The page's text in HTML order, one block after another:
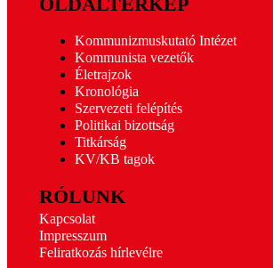
Kommunizmuskutató Intézet
Kommunista vezetők
Életrajzok
Kronológia
Szervezeti felépítés
Politikai bizottság
Titkárság
KV/KB tagok
RÓLUNK
Kapcsolat
Impresszum
Feliratkozás hírlevélre